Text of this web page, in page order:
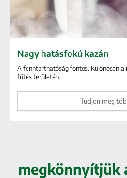
Nagy hatásfokú kazán
A fenntarthatóság fontos. Különösen a
fűtés területén.
Tudjon meg
megkönnyítjük